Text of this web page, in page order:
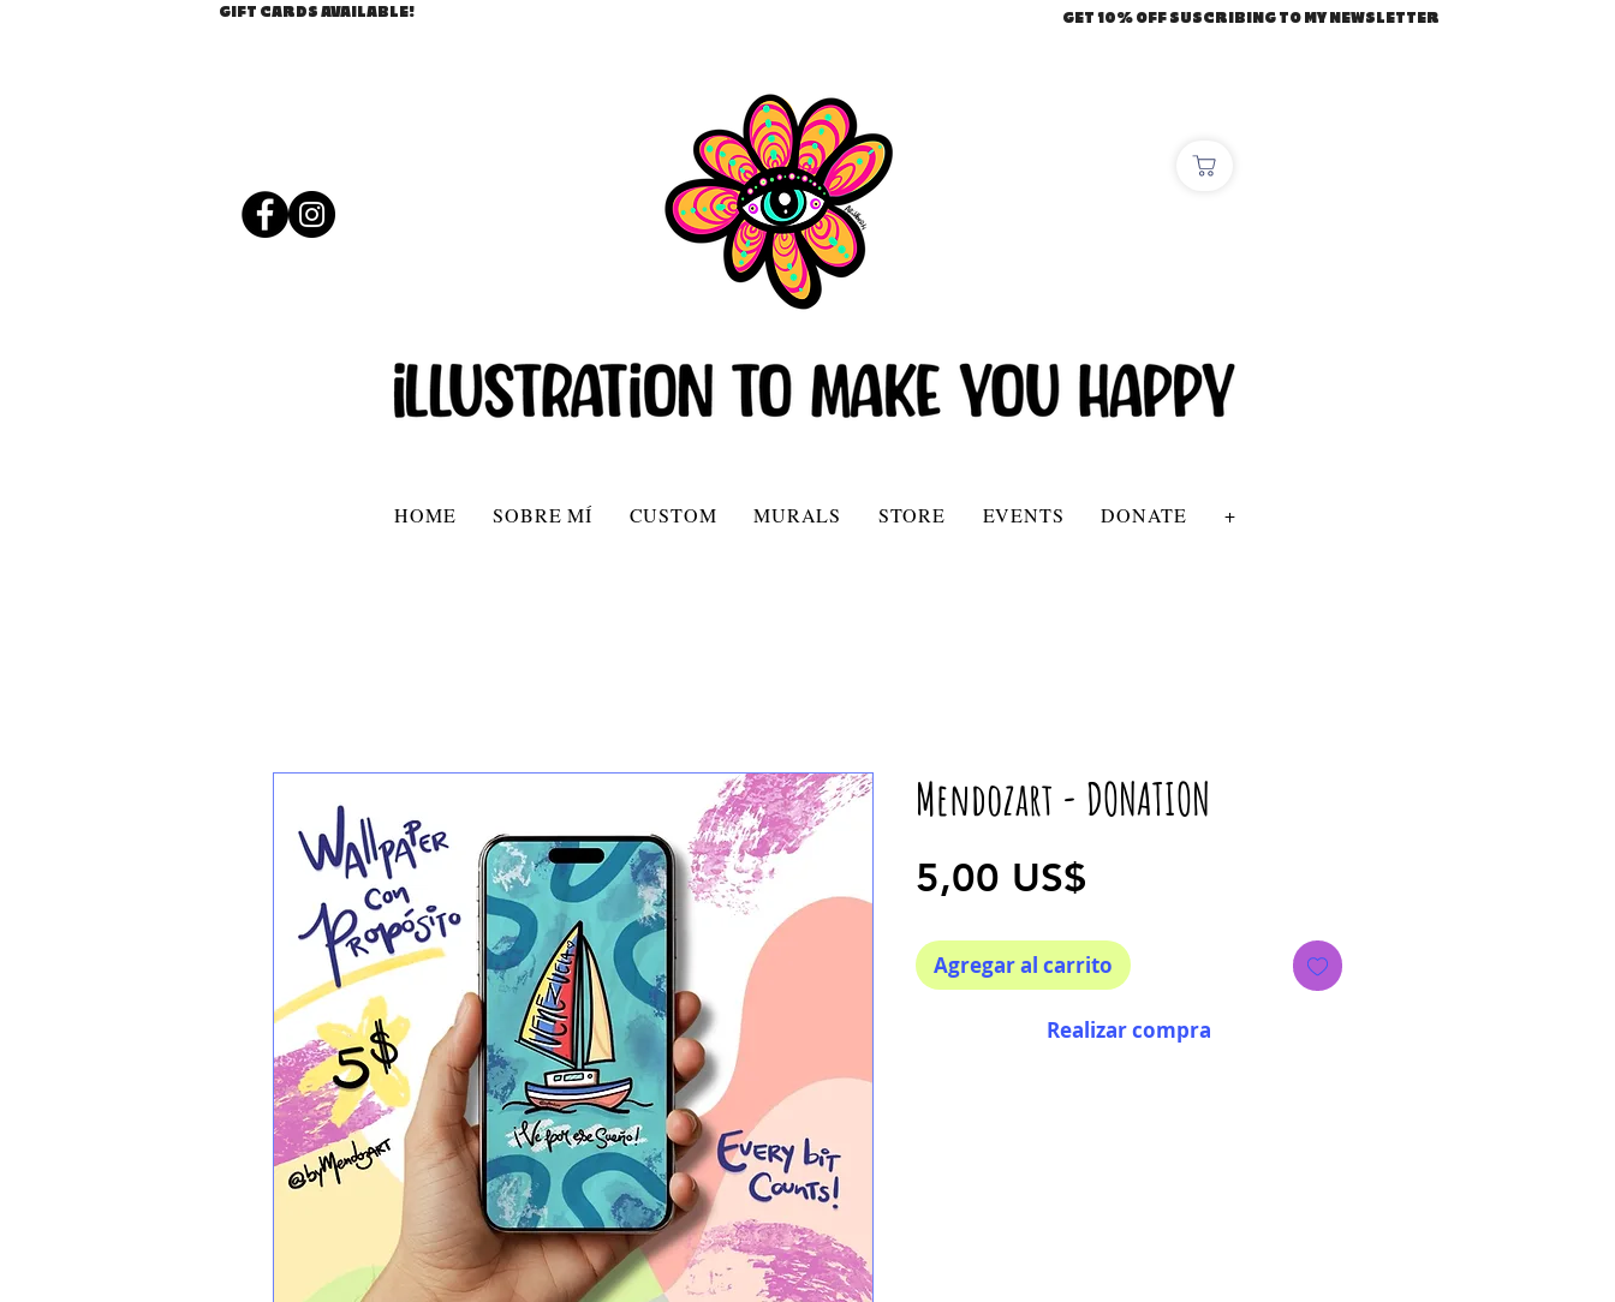
GIFT CARDS AVAILABLE! GET 10% OFF SUSCRIBING TO MY NEWSLETTER
HOME SOBRE MÍ CUSTOM MURALS STORE EVENTS DONATE +
Mendozart - DONATION
5,00 US$
Agregar al carrito
Realizar compra